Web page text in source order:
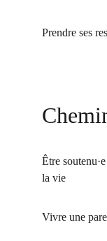
Prendre ses
Être
la vie
Vivre une